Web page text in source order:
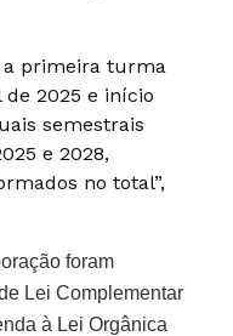
a primeira turma
2025 e início
semestrais
e 2028,
no total”,
foram
Lei Complementar
à Lei Orgânica